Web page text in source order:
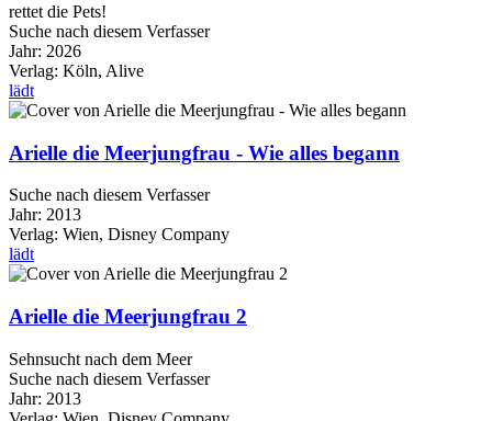
rettet die Pets!
Suche nach diesem Verfasser
Jahr: 2026
Verlag: Köln, Alive
lädt
Arielle die Meerjungfrau - Wie alles begann
Suche nach diesem Verfasser
Jahr: 2013
Verlag: Wien, Disney Company
lädt
Arielle die Meerjungfrau 2
Sehnsucht nach dem Meer
Suche nach diesem Verfasser
Jahr: 2013